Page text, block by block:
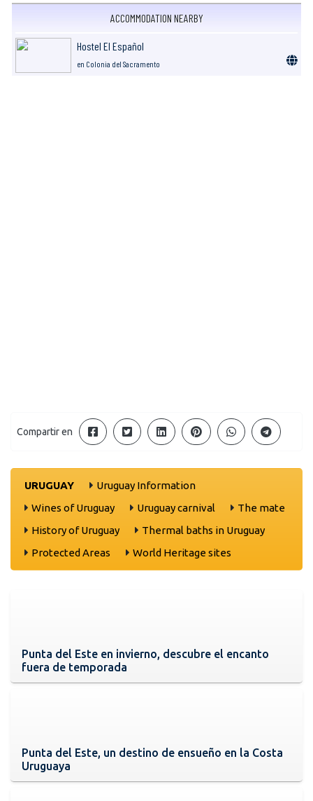
ACCOMMODATION NEARBY
Hostel El Español
en Colonia del Sacramento
Compartir en
URUGUAY
Uruguay Information
Wines of Uruguay
Uruguay carnival
The mate
History of Uruguay
Thermal baths in Uruguay
Protected Areas
World Heritage sites
Punta del Este en invierno, descubre el encanto
fuera de temporada
Punta del Este, un destino de ensueño en la Costa
Uruguaya